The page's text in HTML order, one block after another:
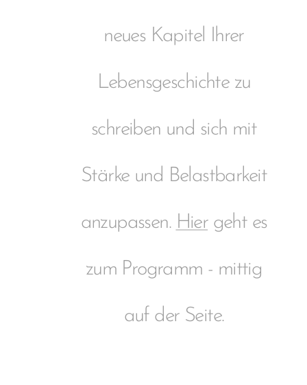
neues Kapitel Ihrer
Lebensgeschichte zu
schreiben und sich mit
Stärke und Belastbarkeit
anzupassen. Hiergeht es
zum Programm - mittig
auf der Seite.